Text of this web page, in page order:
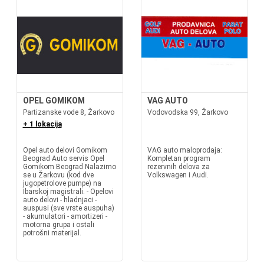
OPEL GOMIKOM
Partizanske vode 8, Žarkovo
+ 1 lokacija
Opel auto delovi Gomikom
Beograd Auto servis Opel
Gomikom Beograd Nalazimo
se u Žarkovu (kod dve
jugopetrolove pumpe) na
Ibarskoj magistrali. - Opelovi
auto delovi - hladnjaci -
auspusi (sve vrste auspuha)
- akumulatori - amortizeri -
motorna grupa i ostali
potrošni materijal.
VAG AUTO
Vodovodska 99, Žarkovo
VAG auto maloprodaja:
Kompletan program
rezervnih delova za
Volkswagen i Audi.